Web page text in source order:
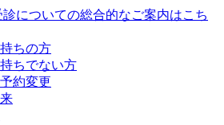
診についての総合的なご案内はこち
ちの方
ちでない方
約変更